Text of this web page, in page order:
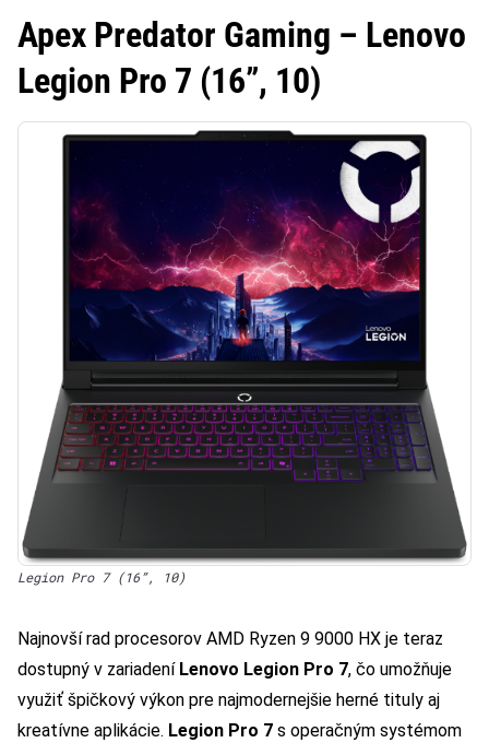
Apex Predator Gaming – Lenovo
Legion Pro 7 (16”, 10)
Legion Pro 7 (16”, 10)
Najnovší rad procesorov AMD Ryzen 9 9000 HX je teraz
dostupný v zariadení Lenovo Legion Pro 7, čo umožňuje
využiť špičkový výkon pre najmodernejšie herné tituly aj
kreatívne aplikácie. Legion Pro 7 s operačným systémom